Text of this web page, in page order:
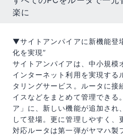
楽に
▼サイトアンパイアに新機能登
化を実現”
サイトアンパイアは、中小規模
インターネット利用を実現する
タリングサービス。ルータに
イスなどをまとめて管理できる
ア」に、新しい機能が追加され
して登場。更に管理しやすく、
対応ルータは第一弾がヤマハ製